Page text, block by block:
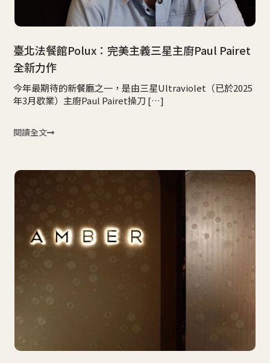
臺北法餐館Polux：完美主義三星主廚Paul Pairet
全新力作
今年最期待的新餐廳之一，是由三星Ultraviolet（已於2025
年3月歇業）主廚Paul Pairet操刀 […]
閱讀全文